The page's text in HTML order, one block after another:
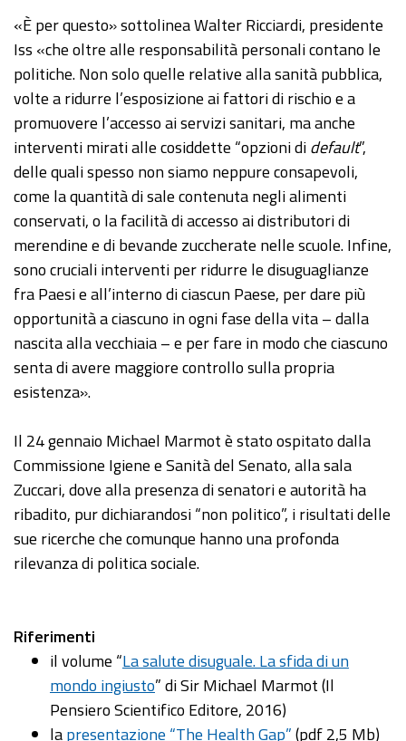
«È per questo» sottolinea Walter Ricciardi, presidente
Iss «che oltre alle responsabilità personali contano le
politiche. Non solo quelle relative alla sanità pubblica,
volte a ridurre l’esposizione ai fattori di rischio e a
promuovere l’accesso ai servizi sanitari, ma anche
interventi mirati alle cosiddette “opzioni didefault”,
delle quali spesso non siamo neppure consapevoli,
come la quantità di sale contenuta negli alimenti
conservati, o la facilità di accesso ai distributori di
merendine e di bevande zuccherate nelle scuole. Infine,
sono cruciali interventi per ridurre le disuguaglianze
fra Paesi e all’interno di ciascun Paese, per dare più
opportunità a ciascuno in ogni fase della vita – dalla
nascita alla vecchiaia – e per fare in modo che ciascuno
senta di avere maggiore controllo sulla propria
esistenza».
Il 24 gennaio Michael Marmot è stato ospitato dalla
Commissione Igiene e Sanità del Senato, alla sala
Zuccari, dove alla presenza di senatori e autorità ha
ribadito, pur dichiarandosi “non politico”, i risultati delle
sue ricerche che comunque hanno una profonda
rilevanza di politica sociale.
Riferimenti
il volume “La salute disuguale. La sfida di un
mondo ingiusto” di Sir Michael Marmot (Il
Pensiero Scientifico Editore, 2016)
lapresentazione “The Health Gap”(pdf 2,5 Mb)